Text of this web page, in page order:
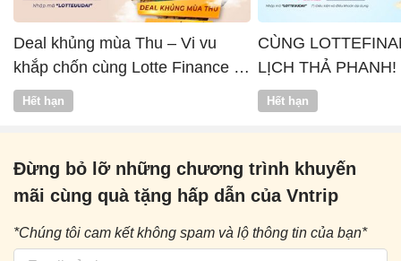
Deal khủng mùa Thu – Vi vu
khắp chốn cùng Lotte Finance x
Vntrip
Hết hạn
CÙNG
LỊCH THẢ PHANH!
Hết hạn
Đừng bỏ lỡ những chương trình khuyến
mãi cùng quà tặng hấp dẫn của Vntrip
*Chúng tôi cam kết không spam và lộ thông tin của bạn*